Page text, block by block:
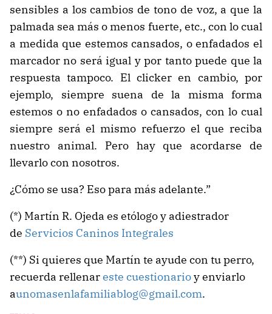
sensibles a los cambios de tono de voz, a que la
palmada sea más o menos fuerte, etc., con lo cual
a medida que estemos cansados, o enfadados el
marcador no será igual y por tanto puede que la
respuesta tampoco. El clicker en cambio, por
ejemplo, siempre suena de la misma forma
estemos o no enfadados o cansados, con lo cual
siempre será el mismo refuerzo el que reciba
nuestro animal. Pero hay que acordarse de
llevarlo con nosotros.
¿Cómo se usa? Eso para más adelante.”
(*) Martín R. Ojeda es etólogo y adiestrador
de Servicios Caninos Integrales
(**) Si quieres que Martín te ayude con tu perro,
recuerda rellenareste cuestionarioy enviarlo
aunomasenlafamiliablog@gmail.com.